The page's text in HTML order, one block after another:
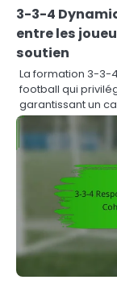
3-3-4
entre les
soutien
La formation 3-3-
football qui
garantissant un